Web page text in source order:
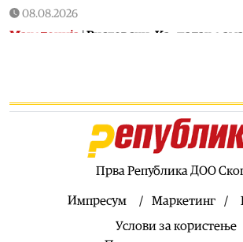
08.08.2026
Македонија |Ристовски: Карпалак е
донесе Грчката вечер на „Охридско
Ренесансниот хор „Готик
програмата на „Охридско лето“
третата фаза од железничкиот
Прва Република ДОО
Импресум Маркетинг
Услови за користење